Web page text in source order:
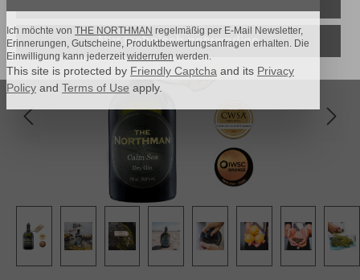
Nur technisch notwendige
Ich möchte von THE NORTHMAN regelmäßig per E-Mail Newsletter,
Erinnerungen, Gutscheine, Produktbewertungsanfragen erhalten. Die
Einwilligung kann jederzeitwiderrufen werden.
This site is protected by Friendly Captcha and its Privacy
Policy and Terms of Use apply.